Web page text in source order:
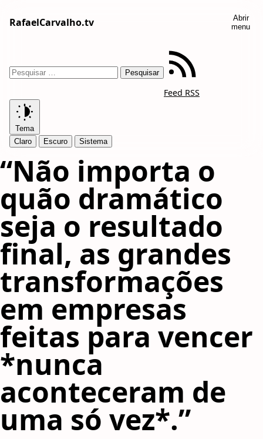
RafaelCarvalho.tv
Abrir
menu
Feed RSS
Tema
Claro
Escuro Sistema
“Não importa o
quão dramático
seja o resultado
final, as grandes
transformações
em empresas
feitas para vencer
*nunca
aconteceram de
uma só vez*.”